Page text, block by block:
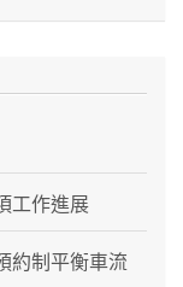
工作進展
約制平衡車流